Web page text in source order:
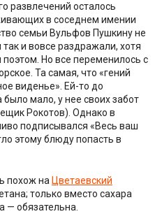
развлечений осталось
в соседнем имении
семьи Вульфов Пушкину не
и вовсе раздражали, хотя
Но все переменилось с
Та самая, что «гений
виденье». Ей-то до
мало, у нее своих забот
Рокотов). Однако в
подписывался «Весь ваш
этому блюду попасть в
похож на Цветаевский
только вместо сахара
— обязательна.